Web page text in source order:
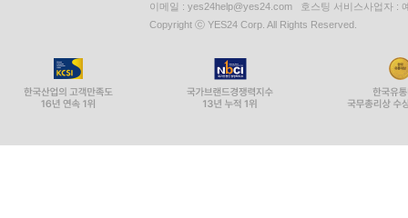
이메일 : yes24help@yes24.com 호스팅 서비스사업자 :
Copyright ⓒ YES24 Corp. All Rights Reserved.